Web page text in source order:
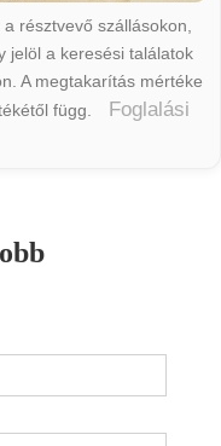
résztvevő szállásokon,
jelöl a keresési találatok
A megtakarítás mértéke
függ.
Foglalási